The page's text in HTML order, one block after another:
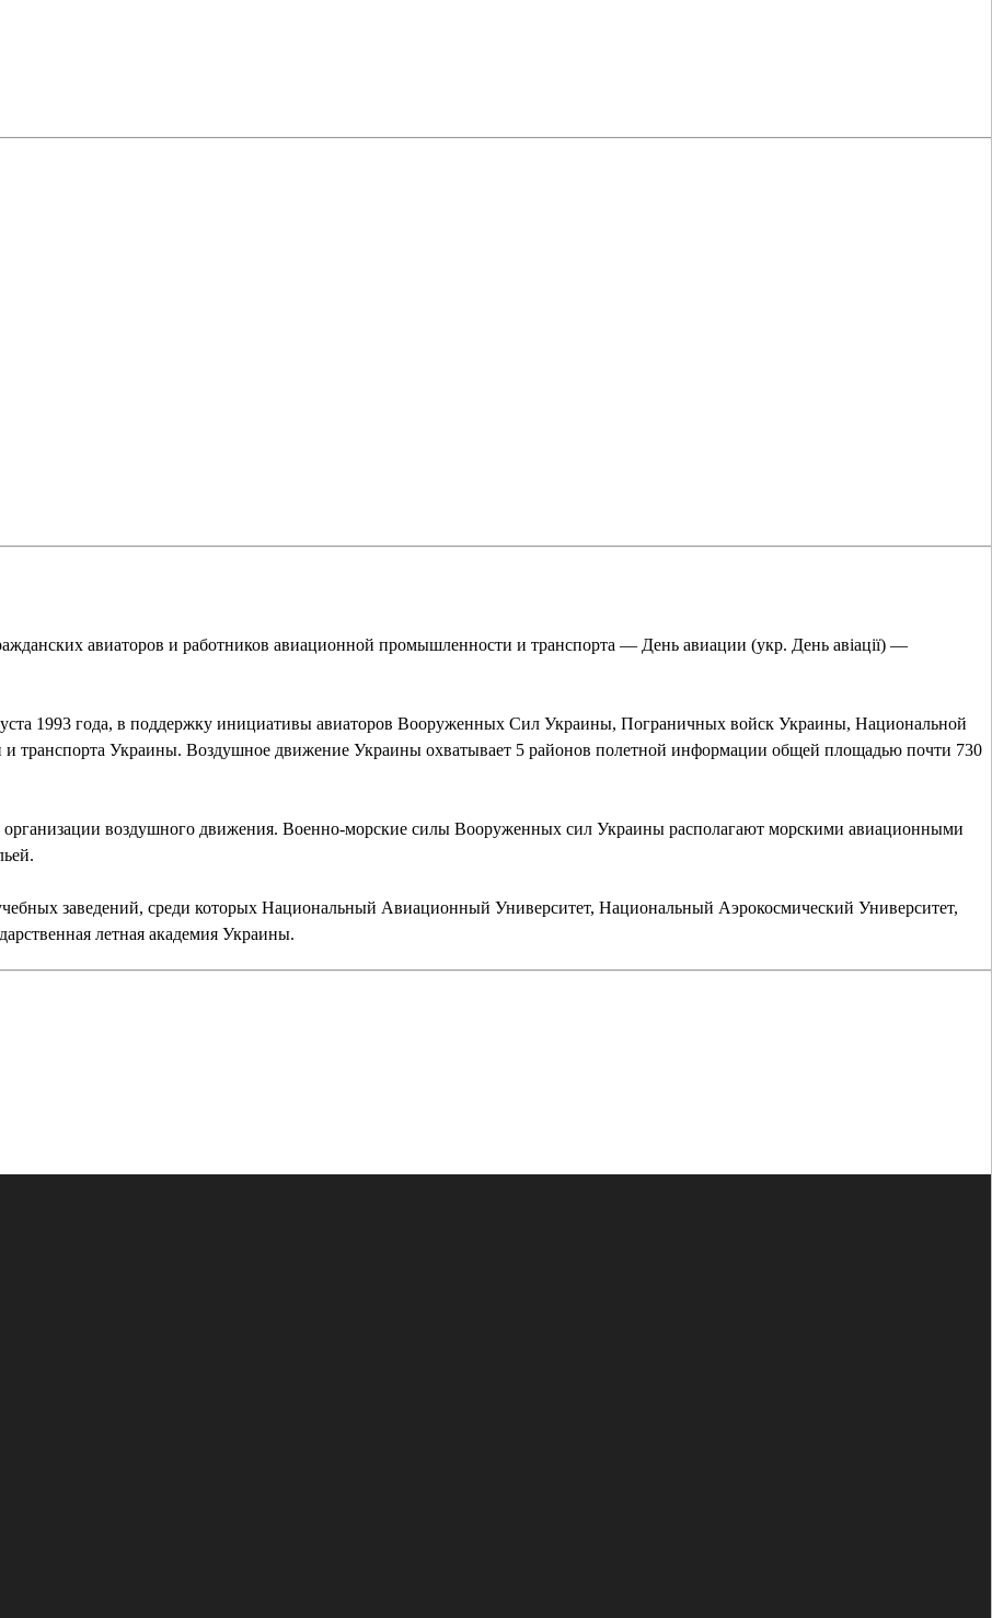
авиаторов и работников авиационной промышленности и транспорта — День авиации (укр. День авіації) —
1993 года, в поддержку инициативы авиаторов Вооруженных Сил Украины, Пограничных войск Украины, Национальной
транспорта Украины. Воздушное движение Украины охватывает 5 районов полетной информации общей площадью почти 730
организации воздушного движения. Военно-морские силы Вооруженных сил Украины располагают морскими авиационными
заведений, среди которых Национальный Авиационный Университет, Национальный Аэрокосмический Университет,
летная академия Украины.